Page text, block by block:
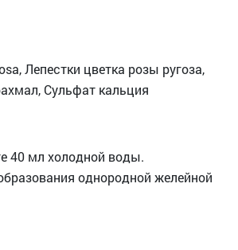
Лепестки цветка розы ругоза,
Сульфат кальция
40 мл холодной воды.
однородной желейной